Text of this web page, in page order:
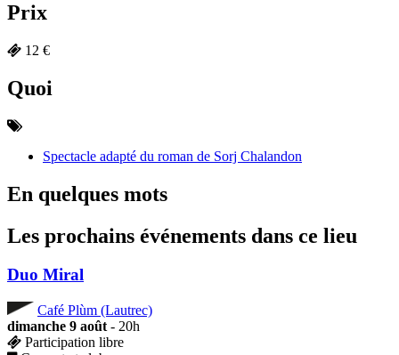
Prix
12 €
Quoi
Spectacle adapté du roman de Sorj Chalandon
En quelques mots
Les prochains événements dans ce lieu
Duo Miral
Café Plùm (Lautrec)
dimanche 9 août - 20h
Participation libre